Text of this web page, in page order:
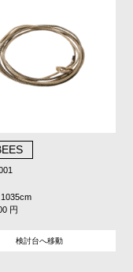
円
検討台へ移動